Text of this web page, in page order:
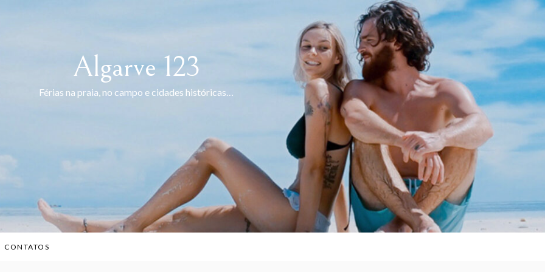
Algarve 123
Férias na praia, no campo e cidades históricas…
CONTATOS